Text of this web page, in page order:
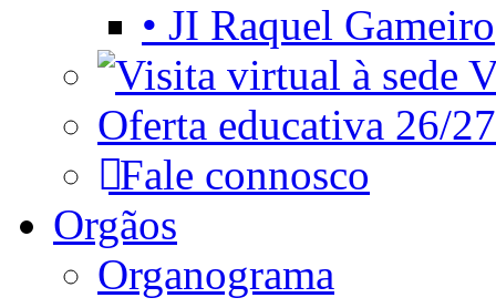
• JI Raquel Gameiro
Oferta educativa 26/27
Fale connosco
Orgãos
Organograma